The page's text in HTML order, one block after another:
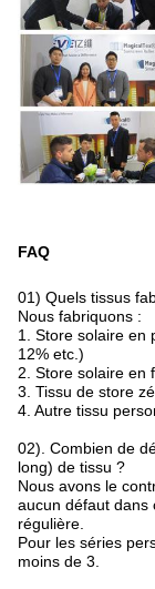
FAQ
01) Quels tissus
Nous fabriquons :
1. Store solaire en
12% etc.)
2. Store solaire en
3. Tissu de store
4. Autre tissu
02). Combien de
long) de tissu ?
Nous avons le
aucun défaut dans
régulière.
Pour les séries
moins de 3.